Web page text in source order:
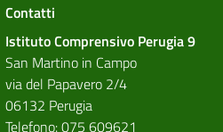
Contatti
Istituto Comprensivo Perugia 9
San Martino in Campo
via del Papavero 2/4
06132 Perugia
Telefono: 075 609621